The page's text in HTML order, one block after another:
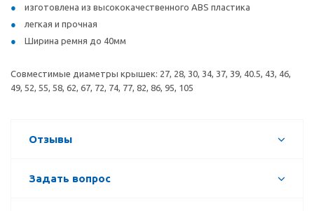
изготовлена из высококачественного ABS пластика
легкая и прочная
Ширина ремня до 40мм
Совместимые диаметры крышек: 27, 28, 30, 34, 37, 39, 40.5, 43, 46,
49, 52, 55, 58, 62, 67, 72, 74, 77, 82, 86, 95, 105
Отзывы
Задать вопрос